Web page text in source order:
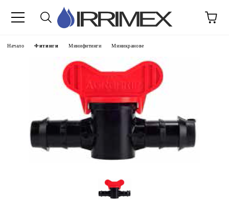
Начало Фитинги Минифитинги Миникранове